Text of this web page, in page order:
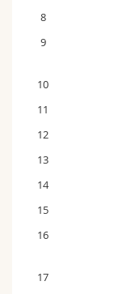
8
9
10
11
12
13
14
15
16
17